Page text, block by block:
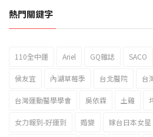
2023新北市北海岸國際風箏節
熱門關鍵字
110全中運 Ariel GQ雜誌 SACO
侯友宜 內湖草莓季 台北醫院 台
台灣運動醫學學會 吳依霖 土雞
女力報到-好運到 婚變 嫁台日本女星